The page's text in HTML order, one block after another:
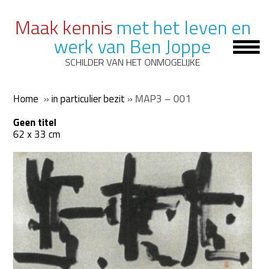
Maak kennis met het leven en
werk van Ben Joppe
SCHILDER VAN HET ONMOGELIJKE
Home »in particulier bezit »MAP3 – 001
Geen titel
62 x 33 cm